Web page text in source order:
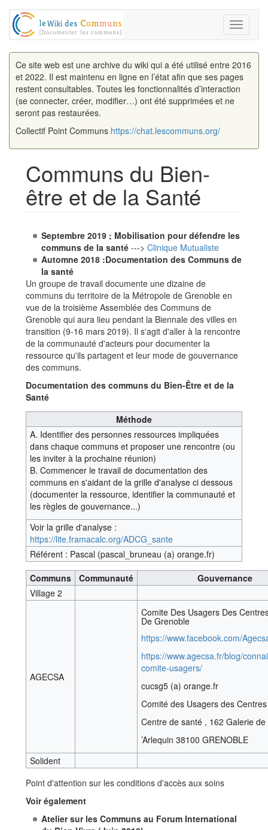
Toggle
Ce site web est une archive du wiki qui a été utilisé entre 2016
et 2022. Il est maintenu en ligne en l’état afin que ses pages
restent consultables. Toutes les fonctionnalités d’interaction
(se connecter, créer, modifier…) ont été supprimées et ne
seront pas restaurées.
Collectif Point Communs https://chat.lescommuns.org/
Communs du Bien-
être et de la Santé
Septembre 2019 ; Mobilisation pour défendre les
communs de la santé---> Clinique Mutualiste
Automne 2018 :Documentation des Communs de
la santé
Un groupe de travail documente une dizaine de
communs du territoire de la Métropole de Grenoble en
vue de la troisième Assemblée des Communs de
Grenoble qui aura lieu pendant la Biennale des villes en
transition (9-16 mars 2019). Il s'agit d'aller à la rencontre
de la communauté d'acteurs pour documenter la
ressource qu'ils partagent et leur mode de gouvernance
des communs.
Documentation des communs du Bien-Être et de la
Santé
Méthode
A. Identifier des personnes ressources impliquées
dans chaque communs et proposer une rencontre (ou
les inviter à la prochaine réunion)
B. Commencer le travail de documentation des
communs en s'aidant de la grille d'analyse ci dessous
(documenter la ressource, identifier la communauté et
les règles de gouvernance...)
Voir la grille d'analyse :
https://lite.framacalc.org/ADCG_sante
Référent : Pascal (pascal_bruneau (a) orange.fr)
Communs
Communauté
Gouvernance
Village 2
AGECSA
Comite Des Usagers Des
De Grenoble
https://www.facebook.com/
https://www.agecsa.fr/blog/
comite-usagers/
cucsg5 (a) orange.fr
Comité des Usagers des
Centre de santé , 162 Galerie de
’Arlequin 38100 GRENOBLE
Solident
Point d'attention sur les conditions d'accès aux soins
Voir également
Atelier sur les Communs au Forum International